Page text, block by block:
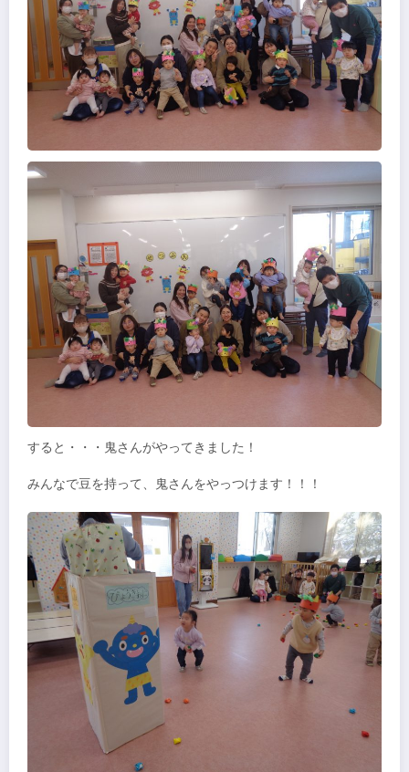
すると・・・鬼さんがやってきました！
みんなで豆を持って、鬼さんをやっつけます！！！